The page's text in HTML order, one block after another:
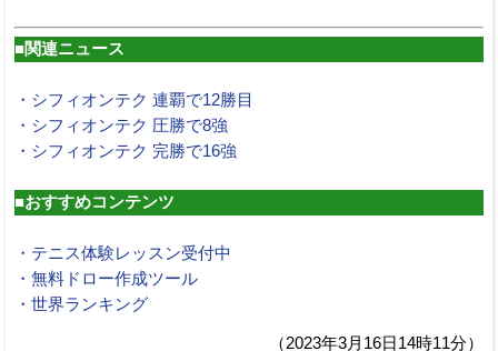
■関連ニュース
・シフィオンテク 連覇で12勝目
・シフィオンテク 圧勝で8強
・シフィオンテク 完勝で16強
■おすすめコンテンツ
・テニス体験レッスン受付中
・無料ドロー作成ツール
・世界ランキング
（2023年3月16日14時11分）